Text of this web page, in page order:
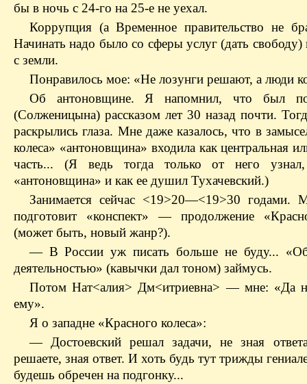
бы в ночь с 24-го на 25-е не уехал.
Коррупция (а Временное правительство не
Начинать надо было со сферы услуг (дать
с земли.
Понравилось мое: «Не лозунги решают, а люди
Об антоновщине. Я напомнил, что был
(Солженицына) рассказом лет 30 назад почти.
раскрылись глаза. Мне даже казалось, что в
колеса» «антоновщина» входила как центральная
часть... (Я ведь тогда только от него
«антоновщина» и как ее душил Тухачевский.)
Занимается сейчас <19>20—<19>30 годами.
подготовит «конспект» — продолжение
(может быть, новый жанр?).
— В России уж писать больше не буду...
деятельностью» (кавычки дал тоном) займусь.
Потом Нат<алия> Дм<итриевна> — мне: «Да
ему».
Я о западне «Красного колеса»:
— Достоевский решал задачи, не зная
решаете, зная ответ. И хоть будь тут трижды
будешь обречен на подгонку...